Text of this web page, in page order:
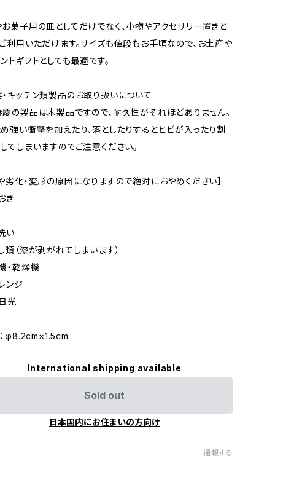
菓子用の皿としてだけでなく、小物やアクセサリー置きと
利用いただけます。サイズも値段もお手頃なので、お土産や
トギフトとしても最適です。
キッチン類製品のお取り扱いについて
の製品は木製品ですので、耐久性がそれほどありません。
強い衝撃を加えたり、落としたりするとヒビが入ったり割
てしまいますのでご注意ください。
劣化・変形の原因になりますので絶対におやめください】
き
い
類（漆が剥がれてしまいます）
・乾燥機
ンジ
光
φ8.2cm×1.5cm
International shipping available
Sold out
日本国内にお住まいの方向け
通報する